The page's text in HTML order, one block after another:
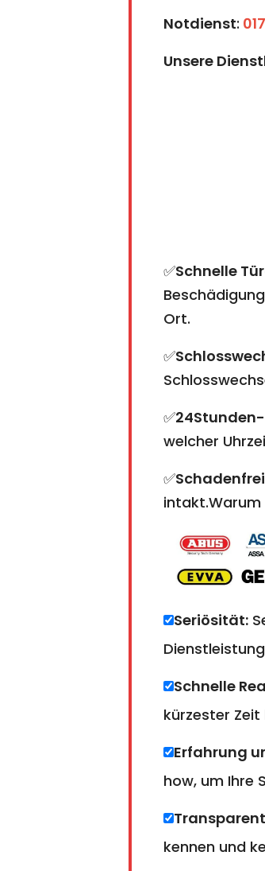
Notdienst:
Unsere
✅Schnelle
Ort.
✅
✅
welcher
✅
intakt.Warum
Seriösität:
Schnelle
kürzester Zeit
Erfahrung
how, um Ihre
kennen und